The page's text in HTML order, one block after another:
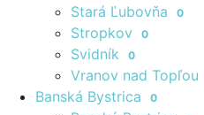
Stará Ľubovňa 0
Stropkov 0
Svidník 0
Vranov nad Topľou
Banská Bystrica 0